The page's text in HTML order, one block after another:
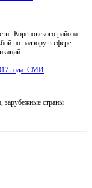
Кореновского района
по надзору в сфере
года. СМИ
зарубежные страны